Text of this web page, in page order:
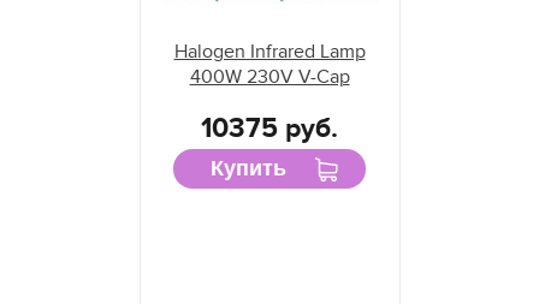
Halogen Infrared Lamp
400W 230V V-Cap
10375 руб.
Купить